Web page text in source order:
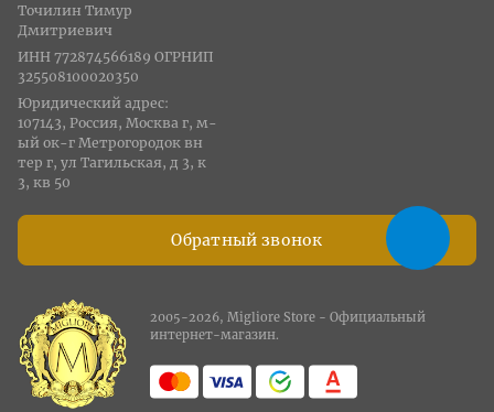
Обратный звонок
Точилин Тимур
Дмитриевич
ИНН 772874566189 ОГРНИП
325508100020350
Юридический адрес:
107143, Россия, Москва г, м-
ый ок-г Метрогородок вн
тер г, ул Тагильская, д 3, к
3, кв 50
2005-2026, Migliore Store - Официальный
интернет-магазин.